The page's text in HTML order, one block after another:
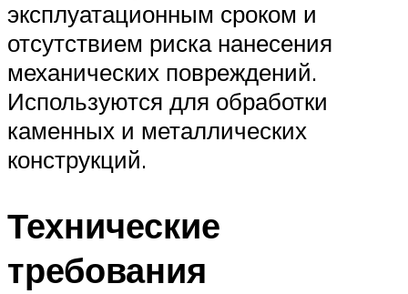
эксплуатационным сроком и
отсутствием риска нанесения
механических повреждений.
Используются для обработки
каменных и металлических
конструкций.
Технические
требования